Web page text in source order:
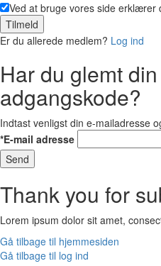
Ved at bruge vores side erklærer
Tilmeld
Er du allerede medlem? Log ind
Har du glemt din
adgangskode?
Indtast venligst din e-mailadresse
*E-mail adresse
Send
Thank you for
Lorem ipsum dolor sit amet,
Gå tilbage til hjemmesiden
Gå tilbage til log ind